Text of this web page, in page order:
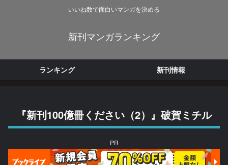
いいね数で面白いマンガを決める
新刊マンガランキング
ランキング 新刊情報
『新刊100億冊ください（2）』破賀ミチル
PR